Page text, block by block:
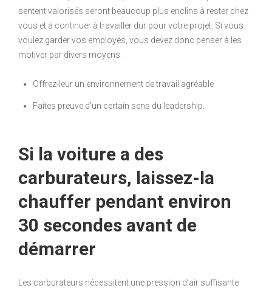
sentent valorisés seront beaucoup plus enclins à rester chez
vous et à continuer à travailler dur pour votre projet. Si vous
voulez garder vos employés, vous devez donc penser à les
motiver par divers moyens :
Offrez-leur un environnement de travail agréable
Faites preuve d’un certain sens du leadership.
Si la voiture a des
carburateurs, laissez-la
chauffer pendant environ
30 secondes avant de
démarrer
Les carburateurs nécessitent une pression d’air suffisante